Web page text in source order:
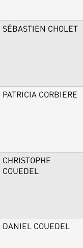
SÉBASTIEN CHOLET
PATRICIA CORBIERE
CHRISTOPHE
COUEDEL
DANIEL COUEDEL